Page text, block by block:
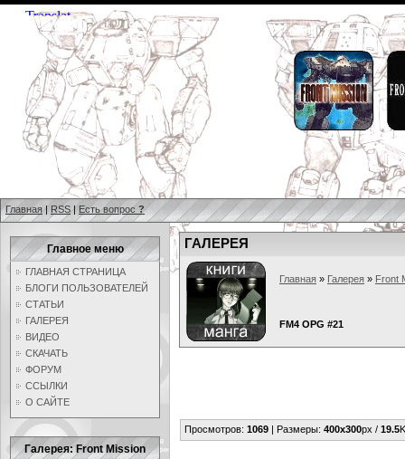
Главная | RSS | Есть вопрос ?
Главное меню
ГЛАВНАЯ СТРАНИЦА
БЛОГИ ПОЛЬЗОВАТЕЛЕЙ
СТАТЬИ
ГАЛЕРЕЯ
ВИДЕО
СКАЧАТЬ
ФОРУМ
ССЫЛКИ
О САЙТЕ
Галерея: Front Mission
ГАЛЕРЕЯ
Главная » Галерея » Front
FM4 OPG #21
Просмотров: 1069 | Размеры: 400x300px / 19.5